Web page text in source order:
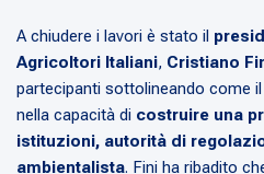
A chiudere i lavori è stato il
Agricoltori Italiani, Cristiano
partecipanti sottolineando come
nella capacità di costruire una
istituzioni, autorità di
ambientalista. Fini ha ribadito